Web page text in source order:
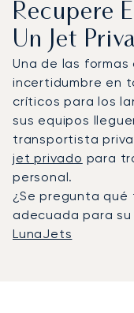
Recupere
Un Jet
Una de las
incertidumbre en
críticos para los
sus equipos
transportista
jet privado para
personal.
¿Se pregunta
adecuada para
LunaJets